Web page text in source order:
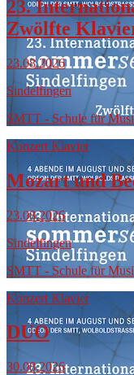
23.
Zwölfte
23.08.2026
Sindelfingen
SMTT - Schule für
Konzert Klavier
Mozart und
23.08.2026
Sindelfingen
SMTT - Schule für
Konzert Klavier
DUO
30.08.2026